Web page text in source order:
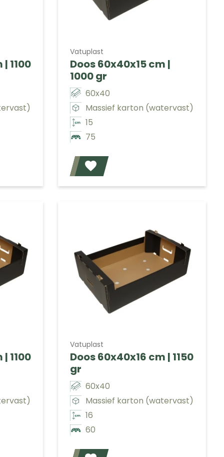
1100
Vatuplast
Doos 60x40x15 cm |
1000 gr
60x40
Massief karton (watervast)
15
75
1100
Vatuplast
Doos 60x40x16 cm | 1150
gr
60x40
Massief karton (watervast)
16
60